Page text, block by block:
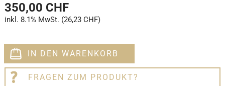
350,00 CHF
inkl. 8.1% MwSt. (26,23 CHF)
IN DEN WARENKORB
FRAGEN ZUM PRODUKT?